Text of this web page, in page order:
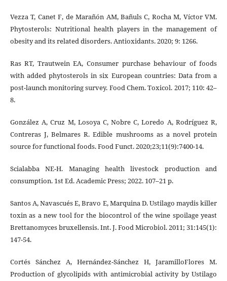
Vezza T, Canet F, de Marañón AM, Bañuls C, Rocha M, Víctor VM.
Phytosterols: Nutritional health players in the management of
obesity and its related disorders. Antioxidants. 2020; 9: 1266.
Ras RT, Trautwein EA, Consumer purchase behaviour of foods
with added phytosterols in six European countries: Data from a
post-launch monitoring survey. Food Chem. Toxicol. 2017; 110: 42–
8.
González A, Cruz M, Losoya C, Nobre C, Loredo A, Rodríguez R,
Contreras J, Belmares R. Edible mushrooms as a novel protein
source for functional foods. Food Funct. 2020;23;11(9):7400-14.
Scialabba NE-H. Managing health livestock production and
consumption. 1st Ed. Academic Press; 2022. 107–21 p.
Santos A, Navascués E, Bravo E, Marquina D. Ustilago maydis killer
toxin as a new tool for the biocontrol of the wine spoilage yeast
Brettanomyces bruxellensis. Int. J. Food Microbiol. 2011; 31:145(1):
147-54.
Cortés Sánchez A, Hernández-Sánchez H, JaramilloFlores M.
Production of glycolipids with antimicrobial activity by Ustilago